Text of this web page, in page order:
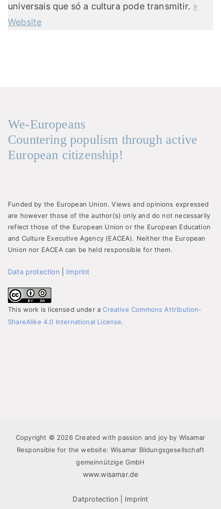
universais que só a cultura pode transmitir. »
Website
We-Europeans
Countering populism through active
European citizenship!
Funded by the European Union. Views and opinions expressed
are however those of the author(s) only and do not necessarily
reflect those of the European Union or the European Education
and Culture Executive Agency (EACEA). Neither the European
Union nor EACEA can be held responsible for them.
Data protection Imprint
This work is licensed under aCreative Commons Attribution-
ShareAlike 4.0 International License.
Copyright © 2026 Created with passion and joy by Wisamar
Responsible for the website: Wisamar Bildungsgesellschaft
gemeinnützige GmbH
www.wisamar.de
Datprotection Imprint